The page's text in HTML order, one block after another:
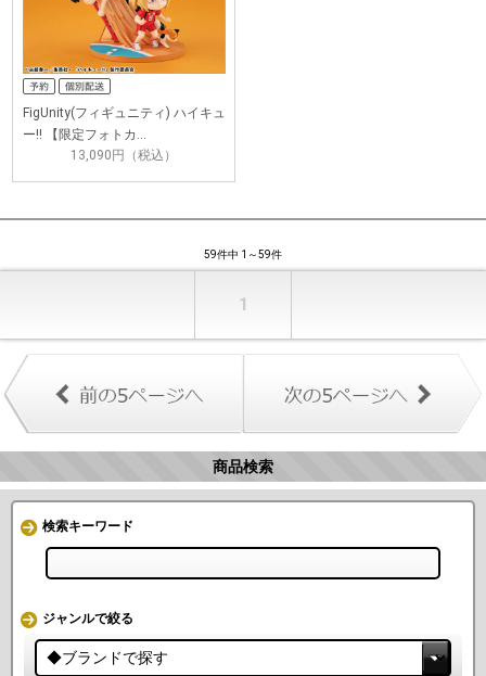
FigUnity(フィギュニティ) ハイキュ
ー!! 【限定フォトカ…
13,090円（税込）
59件中 1～59件
1
商品検索
検索キーワード
ジャンルで絞る